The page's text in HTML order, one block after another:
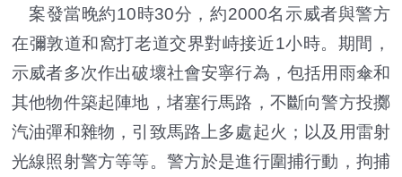
案發當晚約10時30分，約2000名示威者與警方
在彌敦道和窩打老道交界對峙接近1小時。期間，
示威者多次作出破壞社會安寧行為，包括用雨傘和
其他物件築起陣地，堵塞行馬路，不斷向警方投擲
汽油彈和雜物，引致馬路上多處起火；以及用雷射
光線照射警方等等。警方於是進行圍捕行動，拘捕